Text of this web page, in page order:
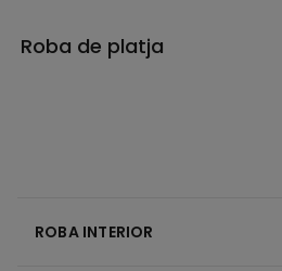
Roba de platja
ROBA INTERIOR